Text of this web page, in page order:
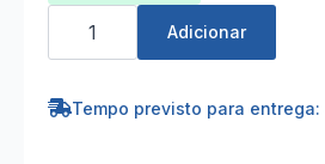
Quantidade
Secador
Philips
Adicionar
Tempo previsto para entrega: